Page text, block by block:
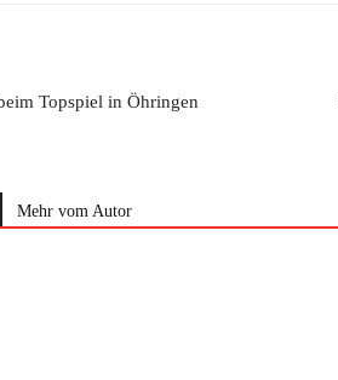
Topspiel in Öhringen
Mehr vom Autor